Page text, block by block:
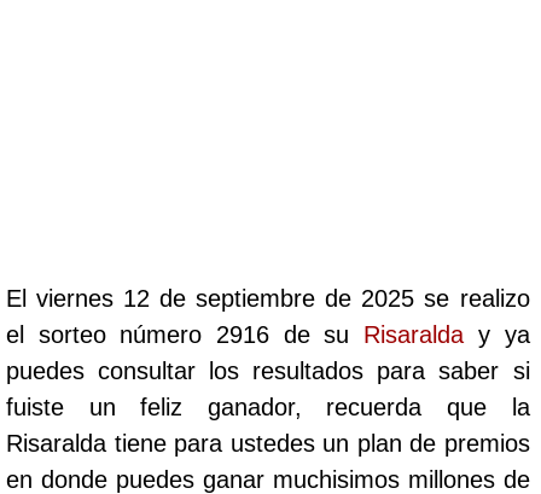
Cafeterito Noche
Caribeña Día
Caribeña Noche
El viernes 12 de septiembre de 2025 se realizo
el sorteo número 2916 de su Risaralda y ya
puedes consultar los resultados para saber si
fuiste un feliz ganador, recuerda que la
Risaralda tiene para ustedes un plan de premios
en donde puedes ganar muchisimos millones de